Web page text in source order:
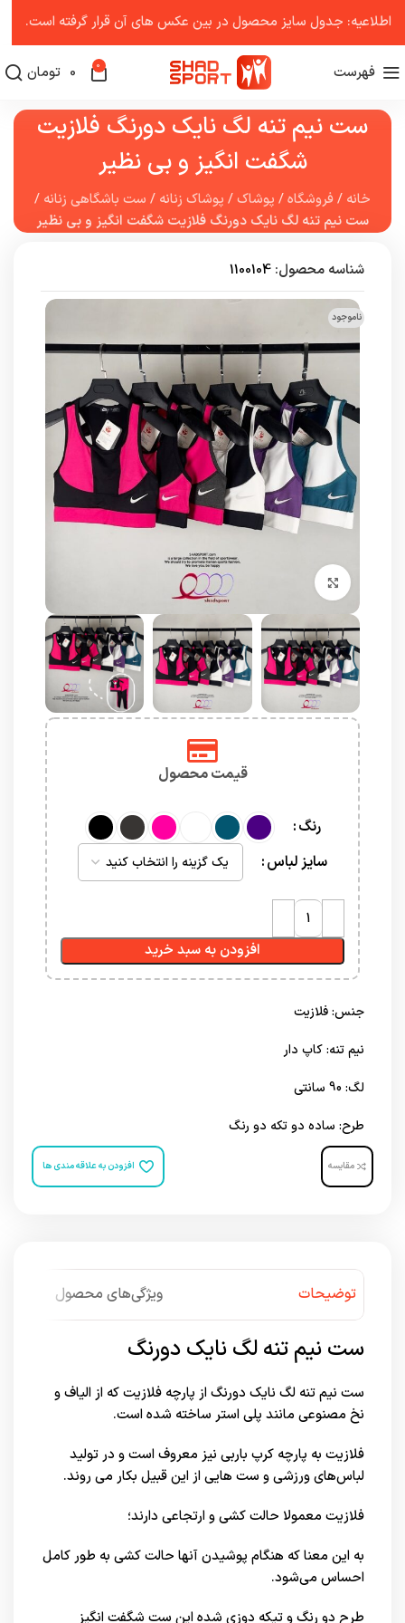
فهرست 0
0 تومان
ست نیم تنه لگ نایک دورنگ فلازیت
شگفت انگیز و بی نظیر
خانه /فروشگاه/ پوشاک/ پوشاک زنانه / ست باشگاهی زنانه /
ست نیم تنه لگ نایک دورنگ فلازیت شگفت انگیز و بی نظیر
شناسه محصول: 1100104
ناموجود
برای بزرگنمایی کلیک کنید
قیمت محصول
رنگ
سایز لباس
افزودن به سبد خرید
جنس: فلازیت
نیم تنه: کاپ دار
لگ: 90 سانتی
طرح: ساده دو تکه دو رنگ
مقایسه افزودن به علاقه مندی ها
توضیحات ویژگی‌های محصول
ست نیم تنه لگ نایک دورنگ
ست نیم تنه لگ نایک دورنگ از پارچه فلازیت که از الیاف و
نخ مصنوعی مانند پلی استر ساخته شده است.
فلازیت به پارچه کرپ باربی نیز معروف است و در تولید
لباس‌های ورزشی و ست‌ هایی از این قبیل بکار می روند.
فلازیت معمولا حالت کشی و ارتجاعی دارند؛
به این معنا که هنگام پوشیدن آنها حالت کشی به طور کامل
احساس می‌شود.
طرح دو رنگ و تیکه دوزی شده این ست شگفت انگیز
اطلاعیه: جدول سایز محصول در بین عکس ‌های آن قرار گرفته است.